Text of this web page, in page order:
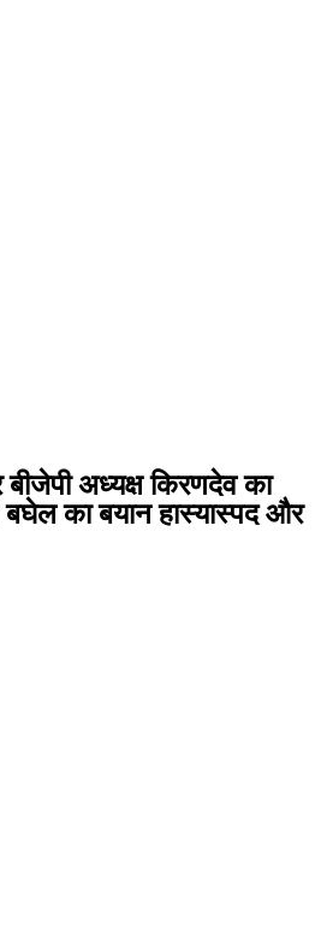
बीजेपी अध्यक्ष किरणदेव का
का बयान हास्यास्पद और